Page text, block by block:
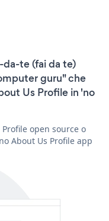
te (fai da te)
guru" che
Us Profile in 'no
open source o
About Us Profile app